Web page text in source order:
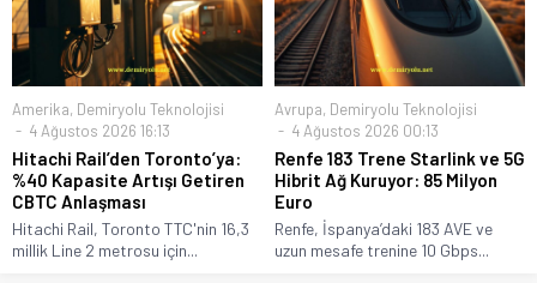
Amerika, Demiryolu Teknolojisi
4 Ağustos 2026 16:13
Hitachi Rail’den Toronto’ya:
%40 Kapasite Artışı Getiren
CBTC Anlaşması
Hitachi Rail, Toronto TTC'nin 16,3
millik Line 2 metrosu için...
Avrupa, Demiryolu Teknolojisi
4 Ağustos 2026 00:13
Renfe 183 Trene Starlink ve 5G
Hibrit Ağ Kuruyor: 85 Milyon
Euro
Renfe, İspanya’daki 183 AVE ve
uzun mesafe trenine 10 Gbps...